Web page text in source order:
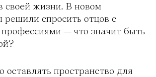
своей жизни. В новом
спросить отцов с
— что значит быть
пространство для